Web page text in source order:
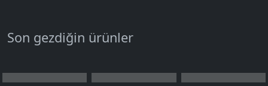
Son gezdiğin ürünler